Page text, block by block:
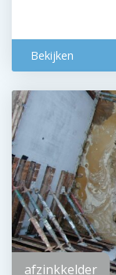
Bekijken
afzinkkelder